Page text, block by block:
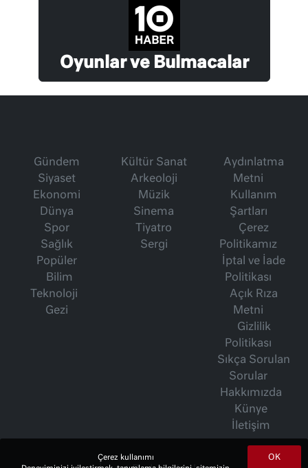
Oyunlar ve Bulmacalar
Gündem
Siyaset
Ekonomi
Dünya
Spor
Sağlık
Popüler
Bilim
Teknoloji
Gezi
Kültür Sanat
Arkeoloji
Müzik
Sinema
Tiyatro
Sergi
Aydınlatma
Metni
Kullanım
Şartları
Çerez
Politikamız
İptal ve İade
Politikası
Açık Rıza
Metni
Gizlilik
Politikası
Sıkça Sorulan
Sorular
Hakkımızda
Künye
İletişim
OK
Çerez kullanımı